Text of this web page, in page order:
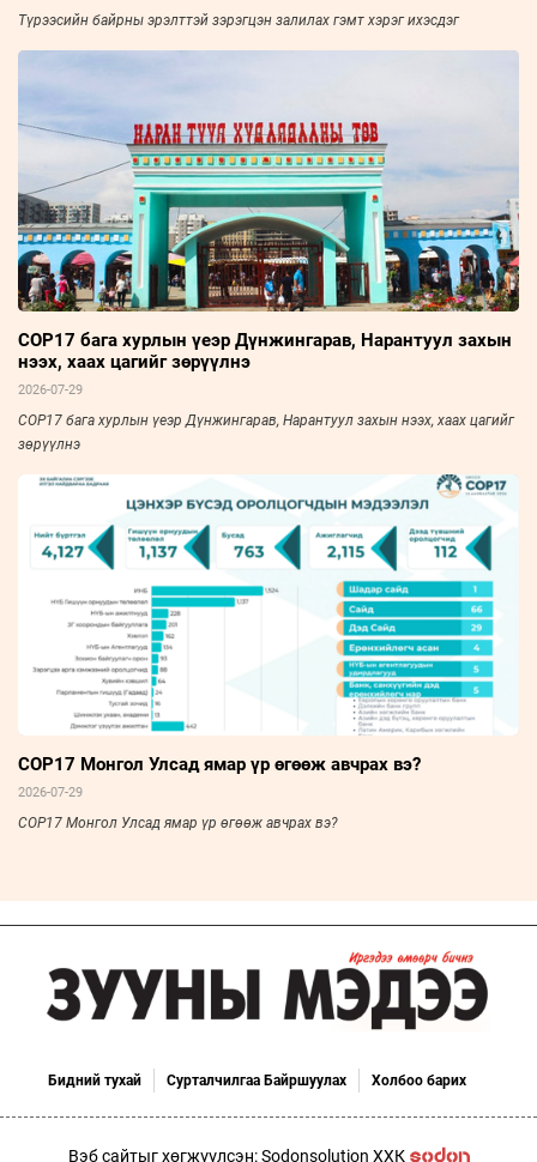
Түрээсийн байрны эрэлттэй зэрэгцэн залилах гэмт хэрэг ихэсдэг
COP17 бага хурлын үеэр Дүнжингарав, Нарантуул захын
нээх, хаах цагийг зөрүүлнэ
2026-07-29
COP17 бага хурлын үеэр Дүнжингарав, Нарантуул захын нээх, хаах цагийг
зөрүүлнэ
COP17 Монгол Улсад ямар үр өгөөж авчрах вэ?
2026-07-29
COP17 Монгол Улсад ямар үр өгөөж авчрах вэ?
Бидний тухай Сурталчилгаа Байршуулах Холбоо барих
Вэб сайтыг хөгжүүлсэн: Sodonsolution ХХК